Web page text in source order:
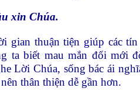
xin Chúa.
gian thuận tiện giúp các
ta biết mau mắn đổi mới
Lời Chúa, sống bác ái
thân thiện dễ gần hơn.